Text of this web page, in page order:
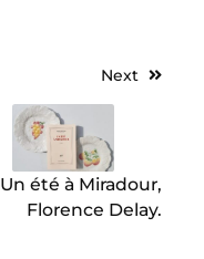
Next
Un été à Miradour,
Florence Delay.